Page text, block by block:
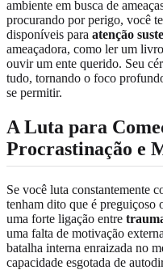
ambiente em busca de
procurando por perigo, você
disponíveis para atenção
ameaçadora, como ler um
ouvir um ente querido. Seu
tudo, tornando o foco
se permitir.
A Luta para
Procrastinação e
Se você luta constantemente
tenham dito que é
uma forte ligação entre
uma falta de motivação
batalha interna enraizada no
capacidade esgotada de